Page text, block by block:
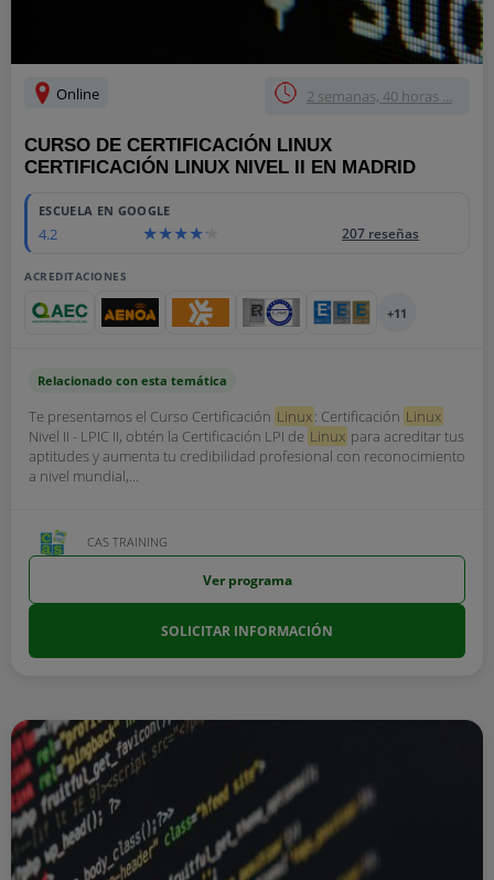
Online 2 semanas, 40 horas ...
CURSO DE CERTIFICACIÓN LINUX
CERTIFICACIÓN LINUX NIVEL II EN MADRID
ESCUELA EN GOOGLE
4.2 207 reseñas
ACREDITACIONES
+11
Relacionado con esta temática
Te presentamos el Curso Certificación Linux: Certificación Linux
Nivel II - LPIC II, obtén la Certificación LPI de Linux para acreditar tus
aptitudes y aumenta tu credibilidad profesional con reconocimiento
a nivel mundial,...
CAS TRAINING
Ver programa
SOLICITAR INFORMACIÓN